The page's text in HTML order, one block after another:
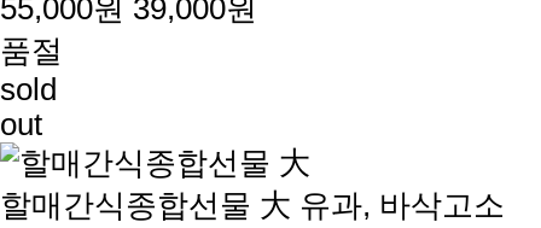
55,000원 39,000원
품절
sold
out
할매간식종합선물 大 유과, 바삭고소